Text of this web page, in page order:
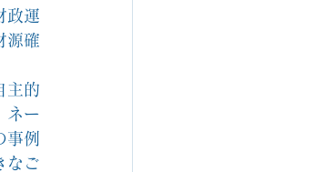
政運
源確
主的
ネー
事例
なご